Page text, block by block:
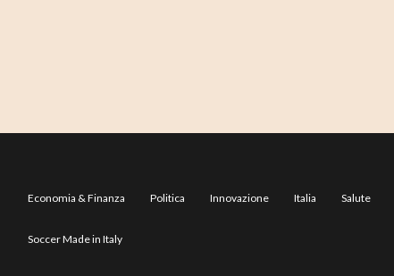
Economia & Finanza Politica Innovazione Italia Salute
Soccer Made in Italy